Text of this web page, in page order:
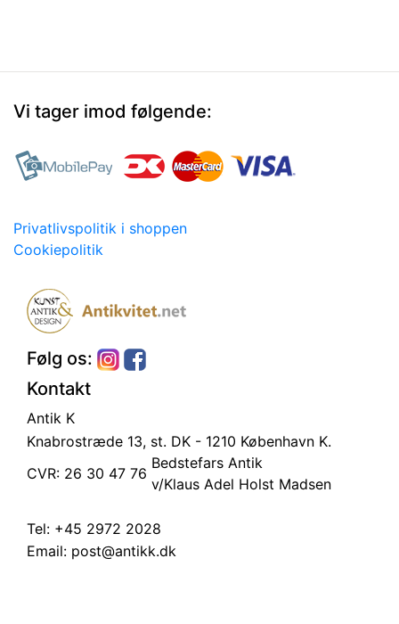
Vi tager imod følgende:
Privatlivspolitik i shoppen
Cookiepolitik
Følg os:
Kontakt
Antik K
Knabrostræde 13, st. DK - 1210 København K.
CVR: 26 30 47 76
Bedstefars Antik
v/Klaus Adel Holst Madsen
Tel: +45 2972 2028
Email: post@antikk.dk